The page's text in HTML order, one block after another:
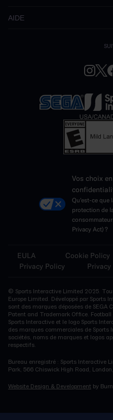
AIDE
Vos choix
Qu'est-ce que
protection de
Privacy Act) ?
EULA Cookie Policy
Privacy Policy
Privacy
© Sports Interactive Limited 2025.
Europe Limited. Développé par Sports
sont des marques déposées de SEGA
Patent and Trademark Office.
Sports Interactive et le logo Sports
des marques commerciales de
sociétés, noms de marques et logos
respectifs.
Bureau enregistré : Sports Interactive
Park, 566 Chiswick High Road,
Website Design & Development by